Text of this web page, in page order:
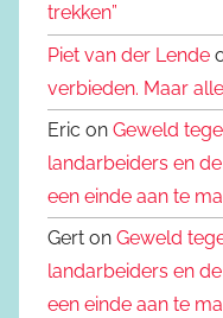
trekken”
Piet van der Lende
verbieden. Maar
Eric on Geweld
landarbeiders en
een einde aan te
Gert on Geweld
landarbeiders en
een einde aan te